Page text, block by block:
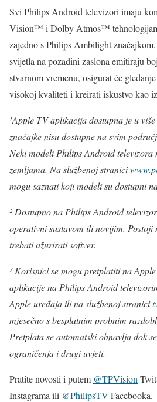
Svi Philips Android televizori imaju
Vision™ i Dolby Atmos™
zajedno s Philips Ambilight
svijetla na pozadini zaslona emitiraju
stvarnom vremenu, osigurat će
visokoj kvaliteti i kreirati iskustvo kao
¹Apple TV aplikacija dostupna je u više
značajke nisu dostupne na svim
Neki modeli Philips Android televizora
zemljama. Na službenoj stranici
mogu saznati koji modeli su dostupni
² Dostupno na Philips Android
operativni sustavom ili novijim. Postoji
trebati ažurirati softver.
³ Korisnici se mogu pretplatiti na
aplikacije na Philips Android
Apple uređaja ili na službenoj stranici
mjesečno s besplatnim probnim
Pretplata se automatski obnavlja dok
ograničenja i drugi uvjeti.
Pratite novosti i putem @TPVision
Instagrama ili @PhilipsTV Facebooka.